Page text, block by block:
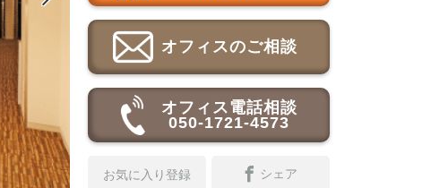
オフィスのご相談
オフィス電話相談
050-1721-4573
お気に入り登録 シェア